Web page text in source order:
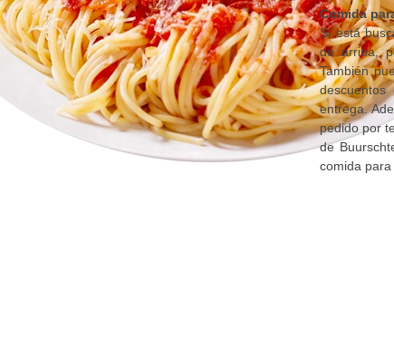
Comida
Si está
de arriba,
También
entrega.
pedido por
de
comida para